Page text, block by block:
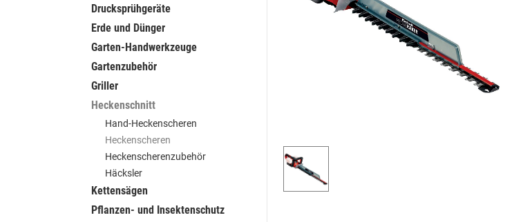
Drucksprühgeräte
Erde und Dünger
Garten-Handwerkzeuge
Gartenzubehör
Griller
Heckenschnitt
Hand-Heckenscheren
Heckenscheren
Heckenscherenzubehör
Häcksler
Kettensägen
Pflanzen- und Insektenschutz